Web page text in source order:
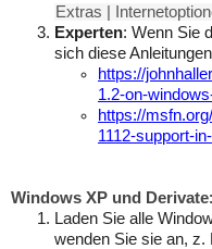
Extras |
Experten: Wenn Sie
sich diese
https://
1.2-on-
https://
1112-support-
Windows XP und Derivate:
Laden Sie alle
wenden Sie sie an, z.